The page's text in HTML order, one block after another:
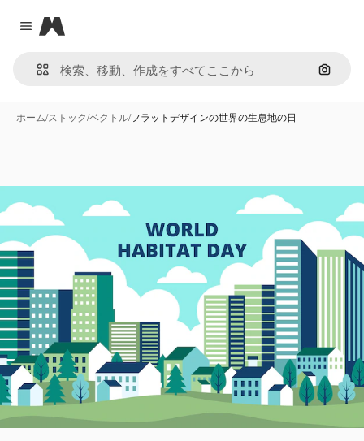
Close menu
Magnific
画像で
ホーム/ストック/ベクトル/フラットデザインの世界の生息地の日